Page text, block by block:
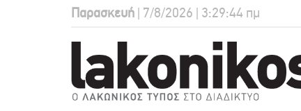
Παρασκευή | 7/8/2026 | 3:29:45 πμ